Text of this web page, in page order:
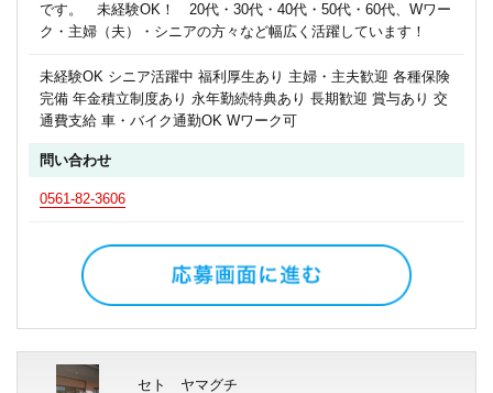
です。 未経験OK！ 20代・30代・40代・50代・60代、Wワー
ク・主婦（夫）・シニアの方々など幅広く活躍しています！
未経験OK シニア活躍中 福利厚生あり 主婦・主夫歓迎 各種保険
完備 年金積立制度あり 永年勤続特典あり 長期歓迎 賞与あり 交
通費支給 車・バイク通勤OK Wワーク可
問い合わせ
0561-82-3606
セト ヤマグチ